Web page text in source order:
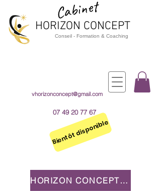
HORIZON CONCEPT
Conseil - Formation & Coaching
07 49 20 77 67
vhorizonconcept@gmail.com
Cabinet
HORIZON CONCEPT 2.0
Bientôt disponible